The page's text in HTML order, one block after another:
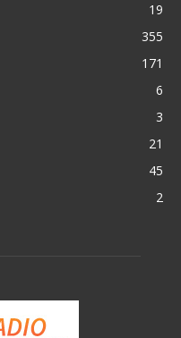
19
355
171
6
3
21
45
2